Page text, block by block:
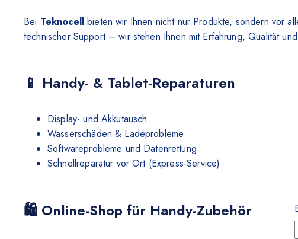
Bei Teknocellbieten wir Ihnen nicht nur Produkte, sondern vor
technischer Support – wir stehen Ihnen mit Erfahrung, Qualität
📱 Handy- & Tablet-Reparaturen
Display- und Akkutausch
Wasserschäden & Ladeprobleme
Softwareprobleme und Datenrettung
Schnellreparatur vor Ort (Express-Service)
🛍 Online-Shop für Handy-Zubehör